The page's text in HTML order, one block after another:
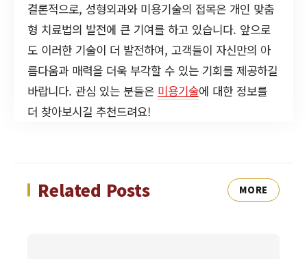
결론적으로, 성형외과와 미용기술의 접목은 개인 맞춤
형 치료법의 발전에 큰 기여를 하고 있습니다. 앞으로
도 이러한 기술이 더 발전하여, 고객들이 자신만의 아
름다움과 매력을 더욱 부각할 수 있는 기회를 제공하길
바랍니다. 관심 있는 분들은 미용기술에 대한 정보를
더 찾아보시길 추천드려요!
Related Posts MORE